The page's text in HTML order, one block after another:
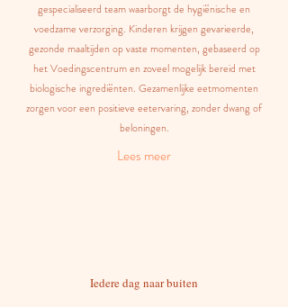
gespecialiseerd team waarborgt de hygiënische en
voedzame verzorging. Kinderen krijgen gevarieerde,
gezonde maaltijden op vaste momenten, gebaseerd op
het Voedingscentrum en zoveel mogelijk bereid met
biologische ingrediënten. Gezamenlijke eetmomenten
zorgen voor een positieve eetervaring, zonder dwang of
beloningen.
Lees meer
Iedere dag naar buiten